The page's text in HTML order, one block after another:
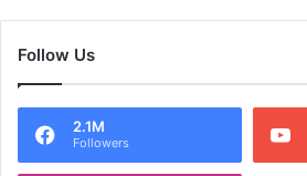
Follow Us
2.1M
Followers